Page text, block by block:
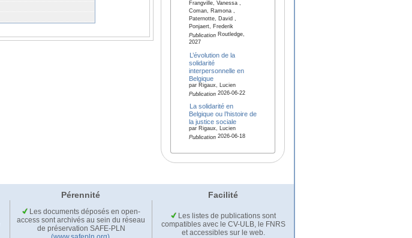
Frangville, Vanessa ,
Coman, Ramona ,
Paternotte, David ,
Ponjaert, Frederik
PublicationRoutledge,
2027
L’évolution de la
solidarité
interpersonnelle en
Belgique
par Rigaux, Lucien
Publication2026-06-22
La solidarité en
Belgique ou l’histoire de
la justice sociale
par Rigaux, Lucien
Publication2026-06-18
Pérennité Facilité
Les documents déposés en open-
access sont archivés au sein du réseau
de préservation SAFE-PLN
Les listes de publications sont
compatibles avec le CV-ULB, le FNRS
et accessibles sur le web.